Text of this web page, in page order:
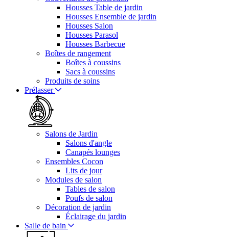
Housses Table de jardin
Housses Ensemble de jardin
Housses Salon
Housses Parasol
Housses Barbecue
Boîtes de rangement
Boîtes à coussins
Sacs à coussins
Produits de soins
Prélasser
Salons de Jardin
Salons d'angle
Canapés lounges
Ensembles Cocon
Lits de jour
Modules de salon
Tables de salon
Poufs de salon
Décoration de jardin
Éclairage du jardin
Salle de bain